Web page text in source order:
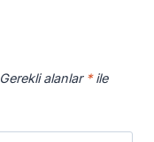
Gerekli alanlar *ile